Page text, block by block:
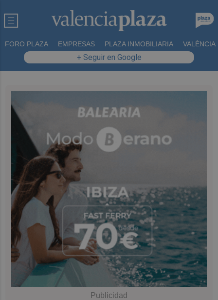
FORO PLAZA EMPRESAS PLAZA INMOBILIARIA VALÈNCIA
+ Seguir en Google